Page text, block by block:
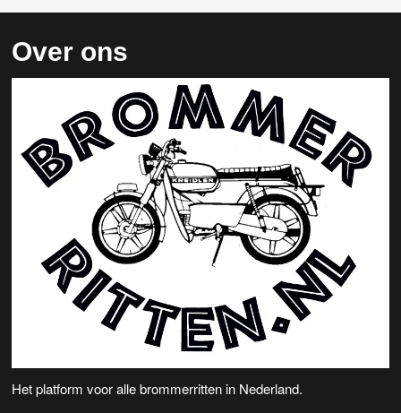
Over ons
Het platform voor alle brommerritten in Nederland.